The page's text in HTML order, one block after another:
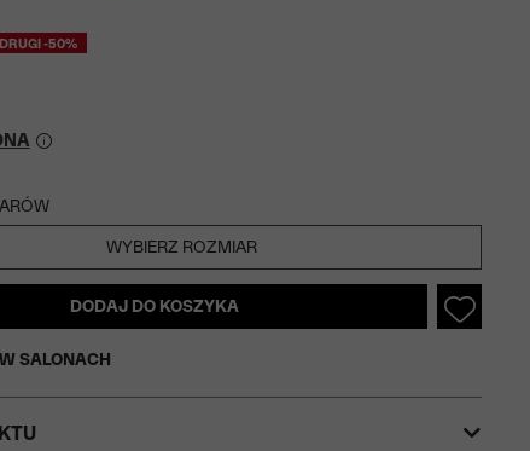
DRUGI -50%
WYBIERZ ROZMIAR
DODAJ DO KOSZYKA
SALONACH